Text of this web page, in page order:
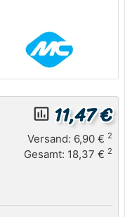
insert_chart_outlined 11,47 €
Versand: 6,90 € 2
Gesamt: 18,37 € 2